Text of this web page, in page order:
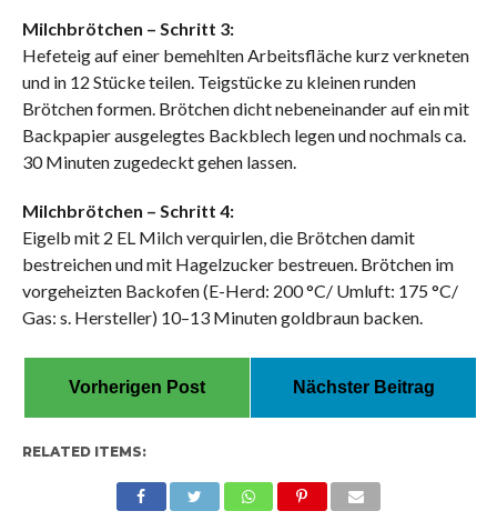
Milchbrötchen – Schritt 3:
Hefeteig auf einer bemehlten Arbeitsfläche kurz verkneten
und in 12 Stücke teilen. Teigstücke zu kleinen runden
Brötchen formen. Brötchen dicht nebeneinander auf ein mit
Backpapier ausgelegtes Backblech legen und nochmals ca.
30 Minuten zugedeckt gehen lassen.
Milchbrötchen – Schritt 4:
Eigelb mit 2 EL Milch verquirlen, die Brötchen damit
bestreichen und mit Hagelzucker bestreuen. Brötchen im
vorgeheizten Backofen (E-Herd: 200 °C/ Umluft: 175 °C/
Gas: s. Hersteller) 10–13 Minuten goldbraun backen.
Vorherigen Post Nächster Beitrag
RELATED ITEMS: